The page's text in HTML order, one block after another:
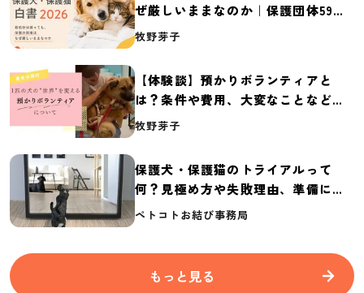
ぜ厳しいままなのか｜保護団体59団
体の実態調査【保護犬・保護猫白書
牧野芽子
【体験談】預かりボランティアと
は？条件や費用、大変なことなど紹
介
牧野芽子
保護犬・保護猫のトライアルって
何？見極め方や失敗理由、準備に必
要なものを紹介
ペトコトお結び事務局
もっと見る